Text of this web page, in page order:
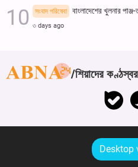
সংবাদ পরিষেবা বাংলাদেশের খুলনার
৩ days ago
শিয়াদের
Desktop